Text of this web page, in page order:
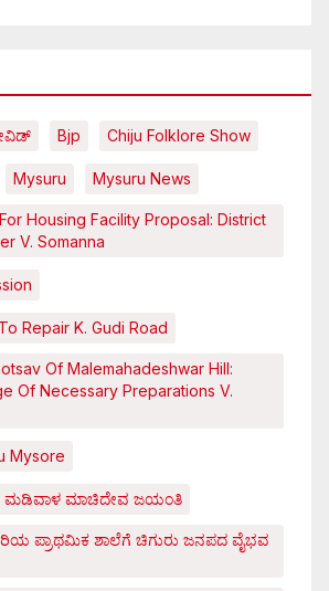
Bjp Chiju Folklore Show
Mysuru Mysuru News
Housing Facility Proposal: District
V. Somanna
Repair K. Gudi Road
Of Malemahadeshwar Hill:
Of Necessary Preparations V.
Mysore
ಮಡಿವಾಳ ಮಾಚಿದೇವ ಜಯಂತಿ
ಪ್ರಾಥಮಿಕ ಶಾಲೆಗೆ ಚಿಗುರು ಜನಪದ ವೈಭವ